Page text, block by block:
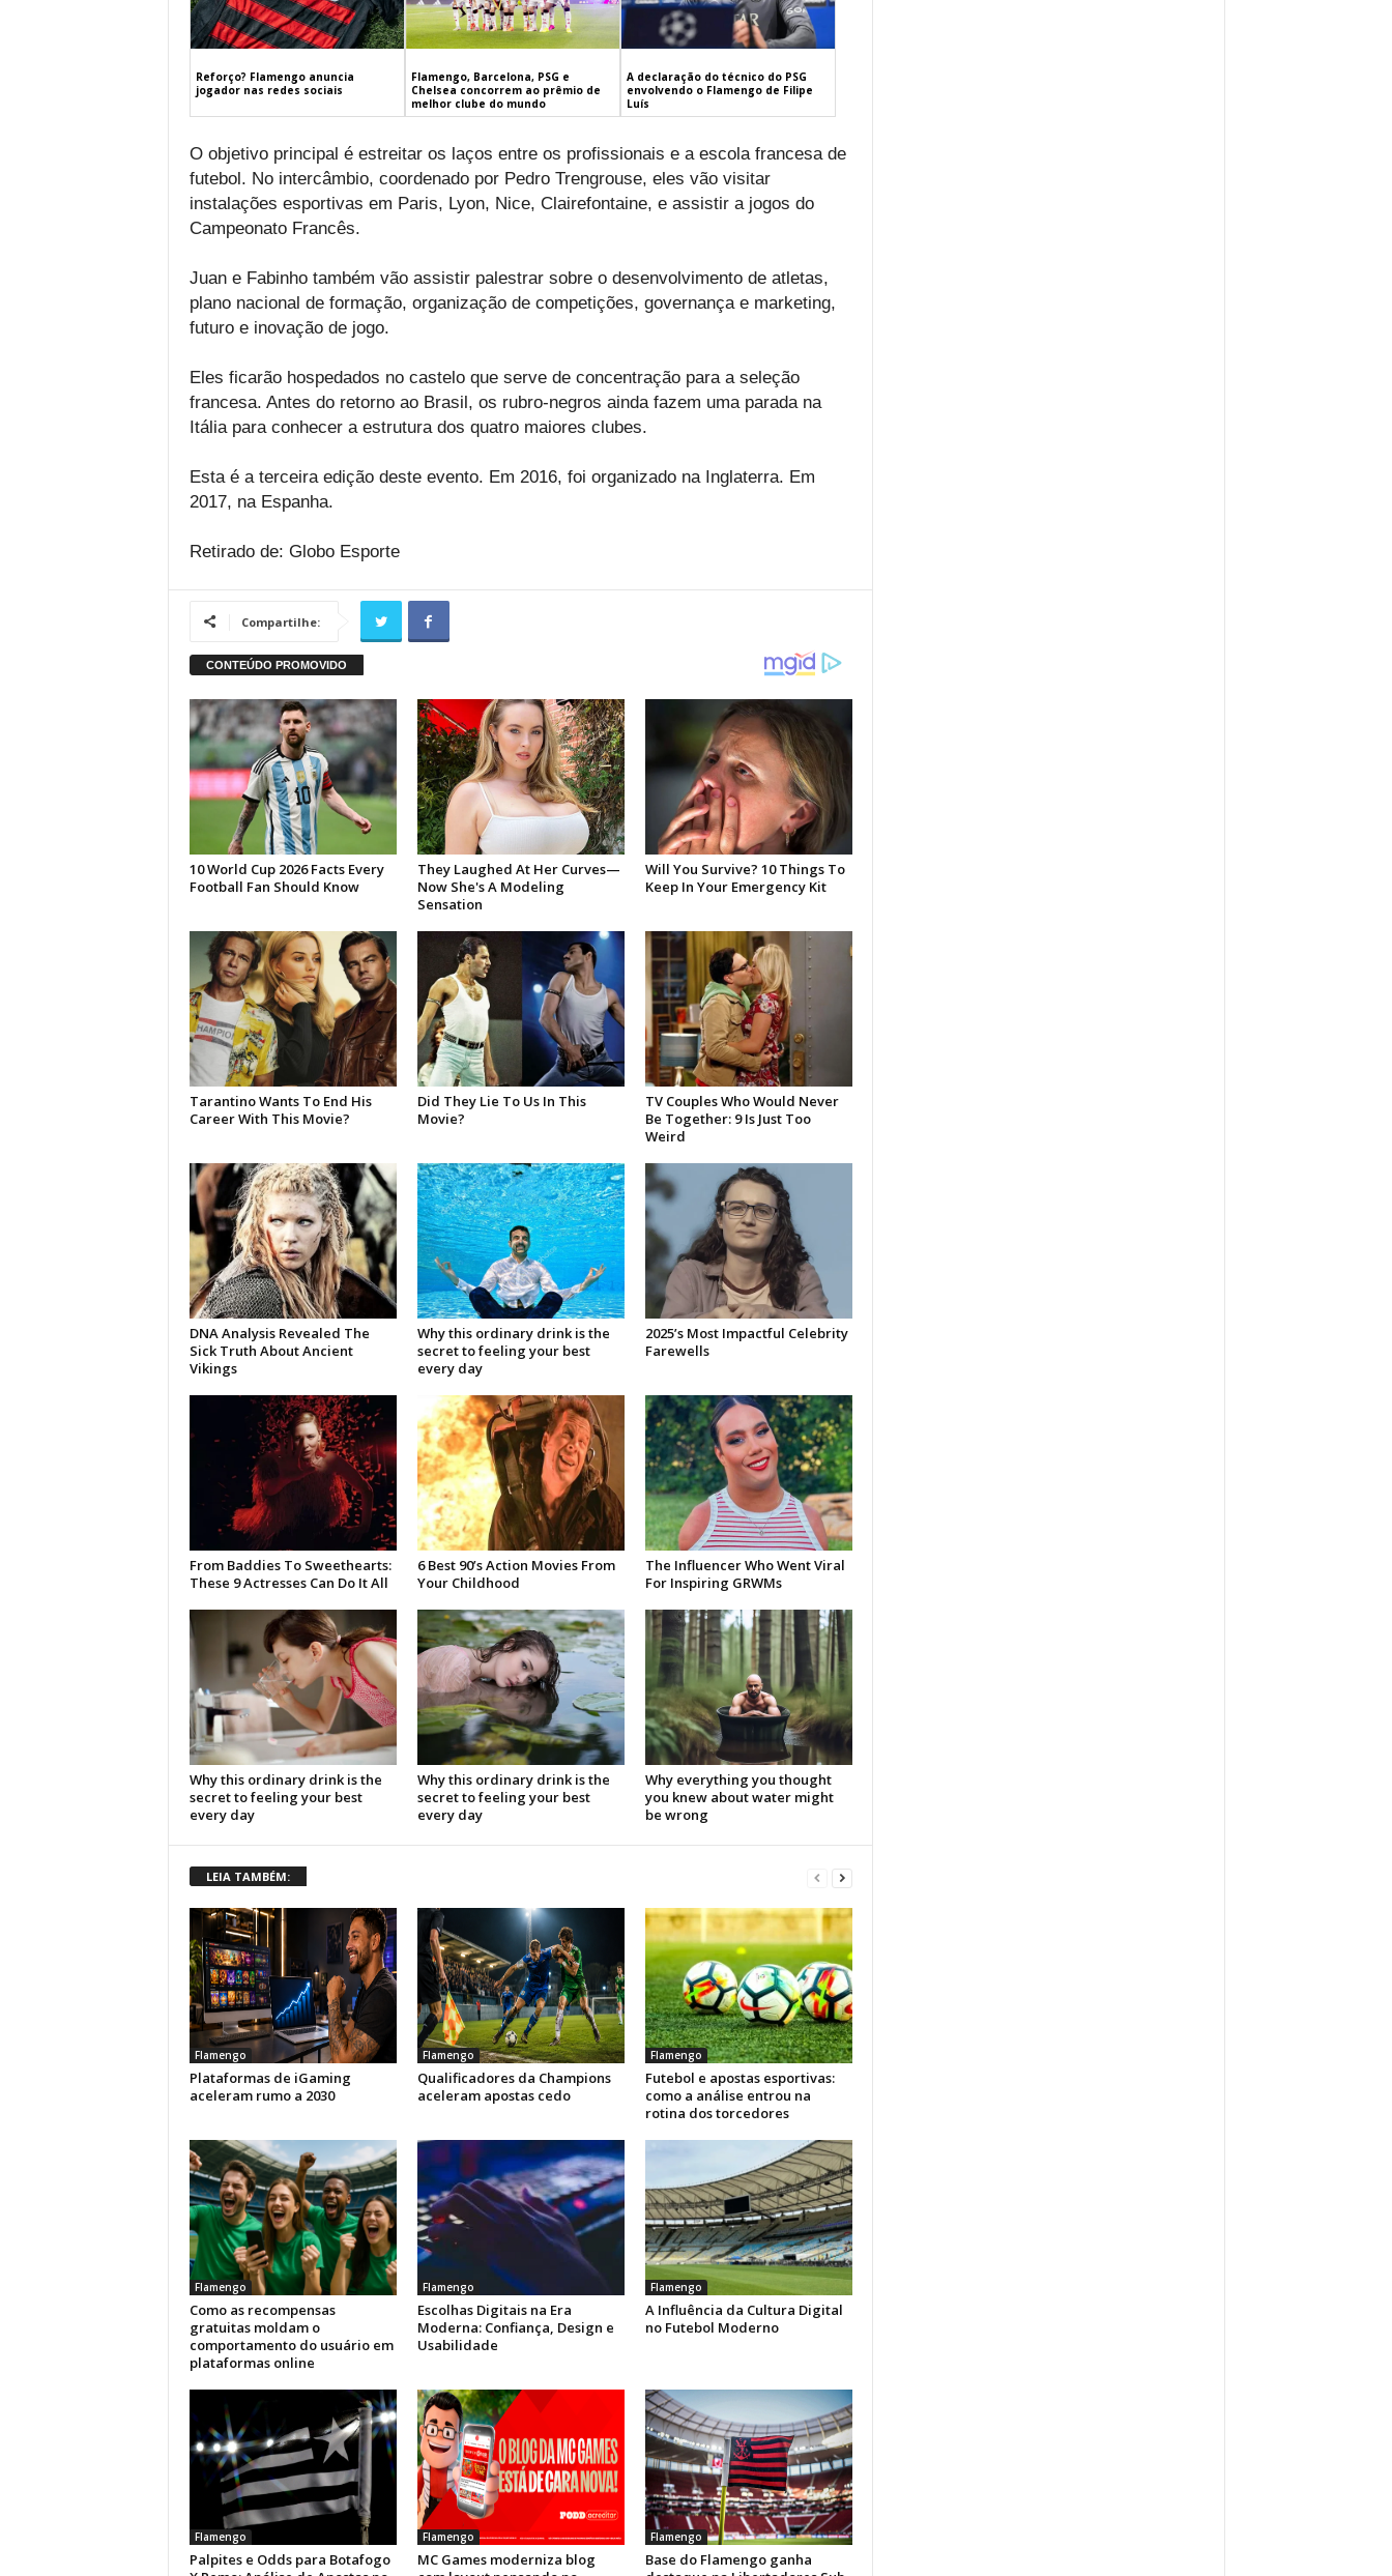
Reforço? Flamengo anuncia
jogador nas redes sociais
Flamengo, Barcelona, PSG e
Chelsea concorrem ao prêmio de
melhor clube do mundo
A declaração do técnico do PSG
envolvendo o Flamengo de Filipe
Luís
O objetivo principal é estreitar os laços entre os profissionais e a escola francesa de
futebol. No intercâmbio, coordenado por Pedro Trengrouse, eles vão visitar
instalações esportivas em Paris, Lyon, Nice, Clairefontaine, e assistir a jogos do
Campeonato Francês.
Juan e Fabinho também vão assistir palestrar sobre o desenvolvimento de atletas,
plano nacional de formação, organização de competições, governança e marketing,
futuro e inovação de jogo.
Eles ficarão hospedados no castelo que serve de concentração para a seleção
francesa. Antes do retorno ao Brasil, os rubro-negros ainda fazem uma parada na
Itália para conhecer a estrutura dos quatro maiores clubes.
Esta é a terceira edição deste evento. Em 2016, foi organizado na Inglaterra. Em
2017, na Espanha.
Retirado de: Globo Esporte
Compartilhe:
LEIA TAMBÉM:
Flamengo
Plataformas de iGaming
aceleram rumo a 2030
Flamengo
Qualificadores da Champions
aceleram apostas cedo
Flamengo
Futebol e apostas esportivas:
como a análise entrou na
rotina dos torcedores
Flamengo
Como as recompensas
gratuitas moldam o
comportamento do usuário em
plataformas online
Flamengo
Escolhas Digitais na Era
Moderna: Confiança, Design e
Usabilidade
Flamengo
A Influência da Cultura Digital
no Futebol Moderno
Flamengo
Palpites e Odds para Botafogo
Flamengo
MC Games moderniza blog
Flamengo
Base do Flamengo ganha